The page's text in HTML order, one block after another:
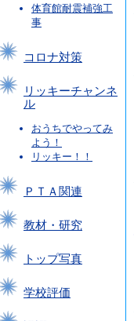
体育館耐震補強工
事
コロナ対策
リッキーチャンネ
ル
おうちでやってみ
よう！
リッキー！！
ＰＴＡ関連
教材・研究
トップ写真
学校評価